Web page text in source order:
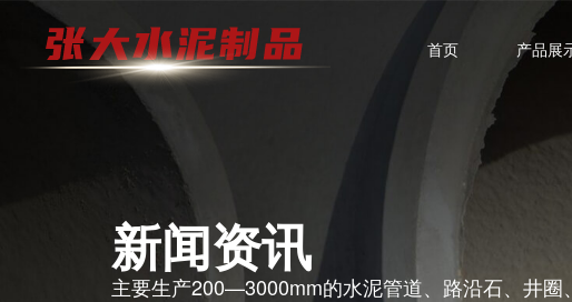
首页 产品展
新闻资讯
主要生产200—3000mm的水泥管道、路沿石、井圈